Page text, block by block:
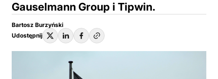
Gauselmann Group i Tipwin.
Bartosz Burzyński
Udostępnij